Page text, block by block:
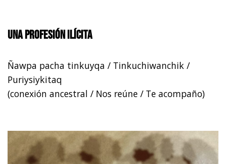
Una profesión ilícita
Ñawpa pacha tinkuyqa / Tinkuchiwanchik /
Puriysiykitaq
(conexión ancestral / Nos reúne / Te acompaño)